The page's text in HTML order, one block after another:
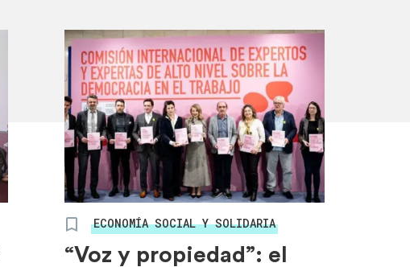
ECONOMÍA SOCIAL Y SOLIDARIA
“Voz y propiedad”: el